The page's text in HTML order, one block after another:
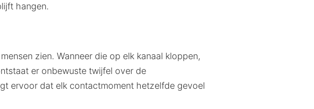
hangen.
zien. Wanneer die op elk kanaal kloppen,
er onbewuste twijfel over de
ervoor dat elk contactmoment hetzelfde gevoel